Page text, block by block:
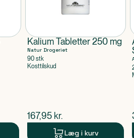
Kalium Tabletter 250 mg
Natur Drogeriet
90 stk
Kosttilskud
$nuværende pris
167,95 kr.
Læg i kurv